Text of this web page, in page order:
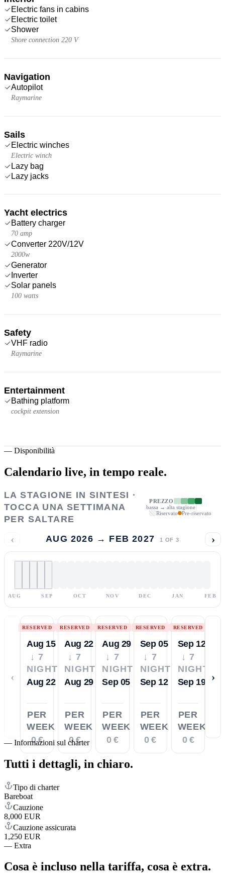
Electric fans in cabins
Electric toilet
Shower
Shore connection 220 V
Navigation
Autopilot
Raymarine
Sails
Electric winches
Electric winch
Lazy bag
Lazy jacks
Yacht electrics
Battery charger
70 amp
Converter 220V/12V
2000w
Generator
Inverter
Solar panels
100 watts
Safety
VHF radio
Raymarine
Entertainment
Bathing platform
cockpit extension
— Disponibilità
Calendario live, in tempo reale.
LA STAGIONE IN SINTESI ·
TOCCA UNA SETTIMANA
PER SALTARE
PREZZO
bassa → alta stagione
Riservato
Pre-riservato
‹ AUG 2026 → FEB 2027 1 OF 3 ›
AUG SEP OCT NOV DEC JAN FEB
‹
RESERVED
Aug 15
↓ 7
NIGHTS
Aug 22
PER
WEEK
0 €
RESERVED
Aug 22
↓ 7
NIGHTS
Aug 29
PER
WEEK
0 €
RESERVED
Aug 29
↓ 7
NIGHTS
Sep 05
PER
WEEK
0 €
RESERVED
Sep 05
↓ 7
NIGHTS
Sep 12
PER
WEEK
0 €
RESERVED
Sep 12
↓ 7
NIGHTS
Sep 19
PER
WEEK
0 €
›
— Informazioni sul charter
Tutti i dettagli, in chiaro.
Tipo di charter
Bareboat
Cauzione
8,000 EUR
Cauzione assicurata
1,250 EUR
— Extra
Cosa è incluso nella tariffa, cosa è extra.